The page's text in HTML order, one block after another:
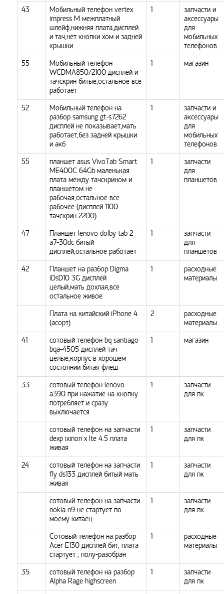
43
Мобильный телефон vertex
impress M межплатный
шлейф,нижняя плата,дисплей
и тач,нет кнопки хом и задней
крышки
1
запчасти и
аксессуары
для
мобильных
телефонов
55
Мобильный телефон
WCDMA850/2100 дисплей и
тачскрин битые,остальное все
работает
1 магазин
52
Мобильный телефон на
разбор samsung gt-s7262
дисплей не показывает,мать
работает,без задней крышки
и акб
1
запчасти и
аксессуары
для
мобильных
телефонов
55
планшет asus VivoTab Smart
ME400C 64Gb маленькая
плата между тачскрином и
планшетом не
рабочая,остальное все
рабочее (дисплей 1100
тачскрин 2200)
1
запчасти
для
планшетов
47
Планшет lenovo dolby tab 2
a7-30dc битый
дисплей,остальное работает
1
запчасти
для
планшетов
42
Планшет на разбор Digma
iDsD10 3G дисплей
целый,мать дохлая,все
остальное живое
1
расходные
материалы
Плата на китайский iPhone 4
(асорт)
2
расходные
материалы
41
сотовый телефон bq santiago
bqa-4505 дисплей тач
целые,корпус в хорошем
состоянии битая флеш
1 магазин
33
сотовый телефон lenovo
a390 при нажатие на кнопку
потребляет и сразу
выключается
1
запчасти
для пк
сотовый телефон на запчасти
dexp ixinon x lte 4.5 плата
живая
1
запчасти
для пк
24
сотовый телефон на запчасти
fly ds133 дисплей битый мать
живая
1
запчасти
для пк
сотовый телефон на запчасти
nokia n9 не стартует по
моему китаец
1
запчасти
для пк
Сотовый телефон на разбор
Acer E130 дисплей бит, плата
стартует , полу-разобран
1
расходные
материалы
35
сотовый телефон на разбор
Alpha Rage highscreen
1
запчасти
для пк